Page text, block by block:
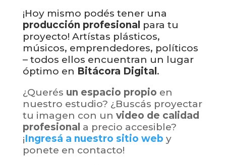
¡Hoy mismo podés tener una
producción profesional para tu
proyecto! Artístas plásticos,
músicos, emprendedores, políticos
– todos ellos encuentran un lugar
óptimo en Bitácora Digital .
¿Querés un espacio propio en
nuestro estudio? ¿Buscás proyectar
tu imagen con un video de calidad
profesional a precio accesible?
¡Ingresá a nuestro sitio web y
ponete en contacto!